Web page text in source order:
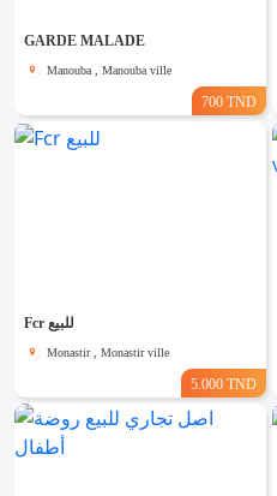
GARDE MALADE
Manouba , Manouba ville
700 TND
Fcr للبيع
Monastir , Monastir ville
5.000 TND